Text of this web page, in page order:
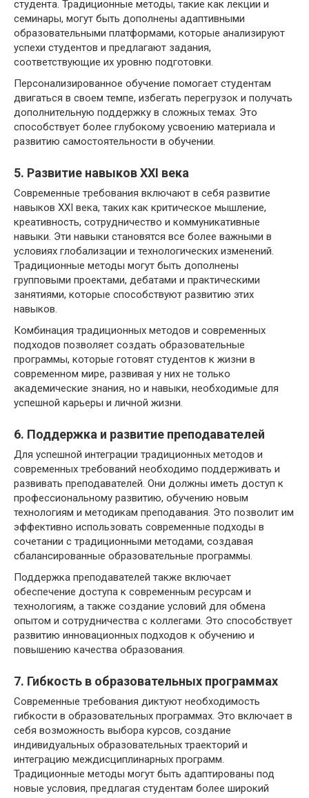
студента. Традиционные методы, такие как лекции и
семинары, могут быть дополнены адаптивными
образовательными платформами, которые анализируют
успехи студентов и предлагают задания,
соответствующие их уровню подготовки.
Персонализированное обучение помогает студентам
двигаться в своем темпе, избегать перегрузок и получать
дополнительную поддержку в сложных темах. Это
способствует более глубокому усвоению материала и
развитию самостоятельности в обучении.
5. Развитие навыков XXI века
Современные требования включают в себя развитие
навыков XXI века, таких как критическое мышление,
креативность, сотрудничество и коммуникативные
навыки. Эти навыки становятся все более важными в
условиях глобализации и технологических изменений.
Традиционные методы могут быть дополнены
групповыми проектами, дебатами и практическими
занятиями, которые способствуют развитию этих
навыков.
Комбинация традиционных методов и современных
подходов позволяет создать образовательные
программы, которые готовят студентов к жизни в
современном мире, развивая у них не только
академические знания, но и навыки, необходимые для
успешной карьеры и личной жизни.
6. Поддержка и развитие преподавателей
Для успешной интеграции традиционных методов и
современных требований необходимо поддерживать и
развивать преподавателей. Они должны иметь доступ к
профессиональному развитию, обучению новым
технологиям и методикам преподавания. Это позволит им
эффективно использовать современные подходы в
сочетании с традиционными методами, создавая
сбалансированные образовательные программы.
Поддержка преподавателей также включает
обеспечение доступа к современным ресурсам и
технологиям, а также создание условий для обмена
опытом и сотрудничества с коллегами. Это способствует
развитию инновационных подходов к обучению и
повышению качества образования.
7. Гибкость в образовательных программах
Современные требования диктуют необходимость
гибкости в образовательных программах. Это включает в
себя возможность выбора курсов, создание
индивидуальных образовательных траекторий и
интеграцию междисциплинарных программ.
Традиционные методы могут быть адаптированы под
новые условия, предлагая студентам более широкий